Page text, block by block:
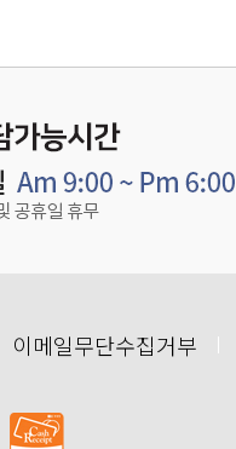
이메일무단수집거부